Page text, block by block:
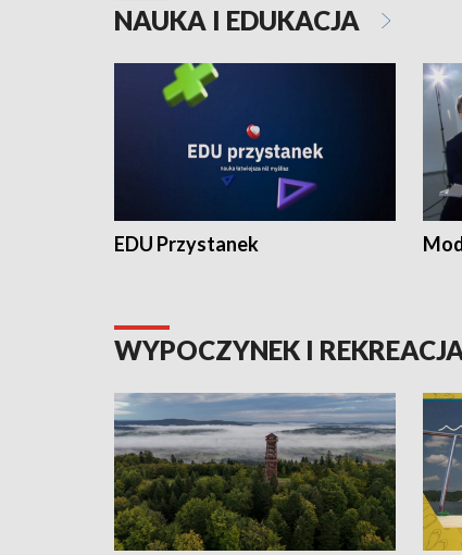
NAUKA I EDUKACJA
EDU Przystanek
WYPOCZYNEK I